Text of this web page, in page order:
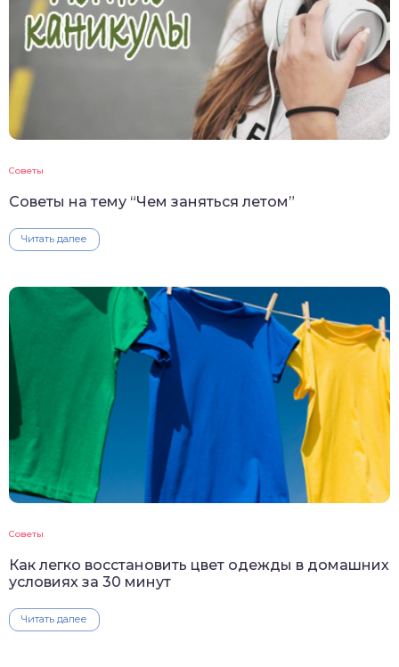
Советы
Советы на тему “Чем заняться летом”
Читать далее
Советы
Как легко восстановить цвет одежды в домашних
условиях за 30 минут
Читать далее